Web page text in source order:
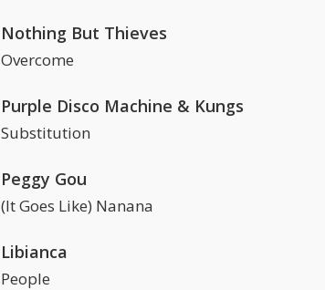
Nothing But Thieves
Overcome
Purple Disco Machine & Kungs
Substitution
Peggy Gou
(It Goes Like) Nanana
Libianca
People